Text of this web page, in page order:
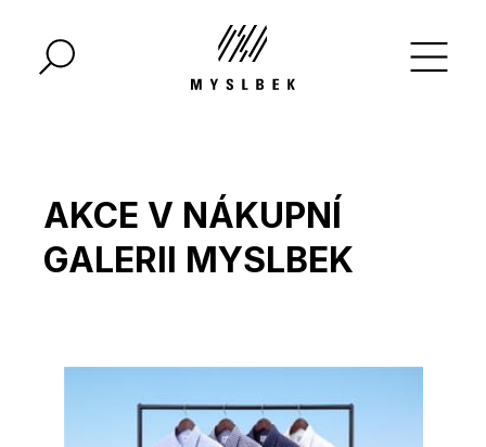
AKCE V NÁKUPNÍ
GALERII MYSLBEK